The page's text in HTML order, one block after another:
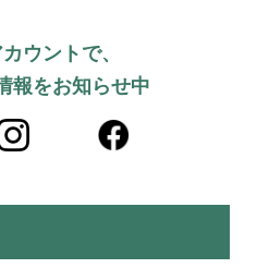
ウントで、
報をお知らせ中